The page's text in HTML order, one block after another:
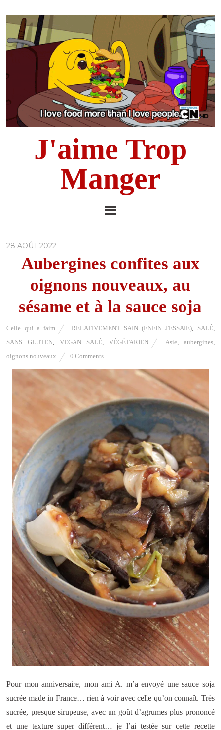
J'aime Trop
Manger
28 AOÛT 2022
Aubergines confites aux
oignons nouveaux, au
sésame et à la sauce soja
Celle qui a faim RELATIVEMENT SAIN (ENFIN J'ESSAIE) SALÉ,
SANS GLUTEN, VEGAN SALÉ VÉGÉTARIEN Asie aubergines,
oignons nouveaux
0 Comments
Pour mon anniversaire, mon ami A. m’a envoyé une sauce soja
sucrée made in France… rien à voir avec celle qu’on connaît. Très
sucrée, presque sirupeuse, avec un goût d’agrumes plus prononcé
et une texture super différent… je l’ai testée sur cette recette